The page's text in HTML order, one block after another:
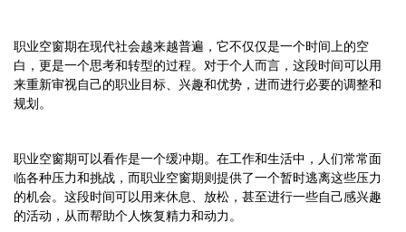
职业空窗期在现代社会越来越普遍，它不仅仅是一个时间上的空
白，更是一个思考和转型的过程。对于个人而言，这段时间可以用
来重新审视自己的职业目标、兴趣和优势，进而进行必要的调整和
规划。
职业空窗期可以看作是一个缓冲期。在工作和生活中，人们常常面
临各种压力和挑战，而职业空窗期则提供了一个暂时逃离这些压力
的机会。这段时间可以用来休息、放松，甚至进行一些自己感兴趣
的活动，从而帮助个人恢复精力和动力。